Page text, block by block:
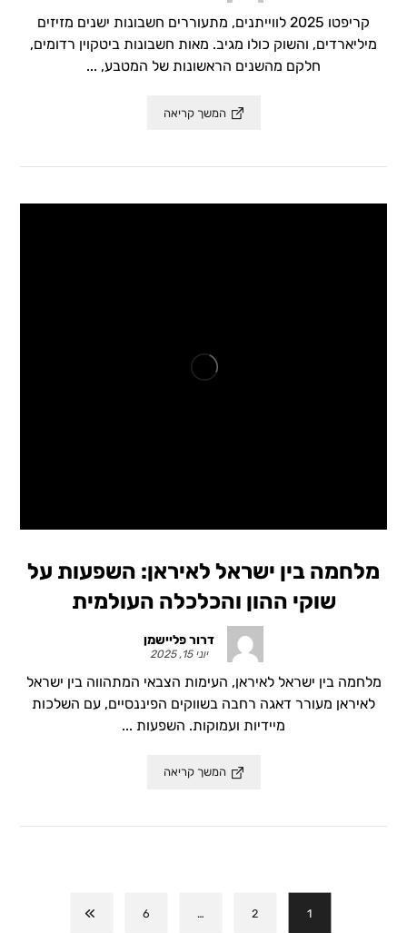
קריפטו 2025 לווייתנים, מתעוררים חשבונות ישנים מזיזים
מיליארדים, והשוק כולו מגיב. מאות חשבונות ביטקוין רדומים,
חלקם מהשנים הראשונות של המטבע, ...
המשך קריאה
מלחמה בין ישראל לאיראן: השפעות על
שוקי ההון והכלכלה העולמית
דרור פליישמן
יוני 15, 2025
מלחמה בין ישראל לאיראן, העימות הצבאי המתהווה בין ישראל
לאיראן מעורר דאגה רחבה בשווקים הפיננסיים, עם השלכות
מיידיות ועמוקות. השפעות ...
המשך קריאה
1
2
…
6